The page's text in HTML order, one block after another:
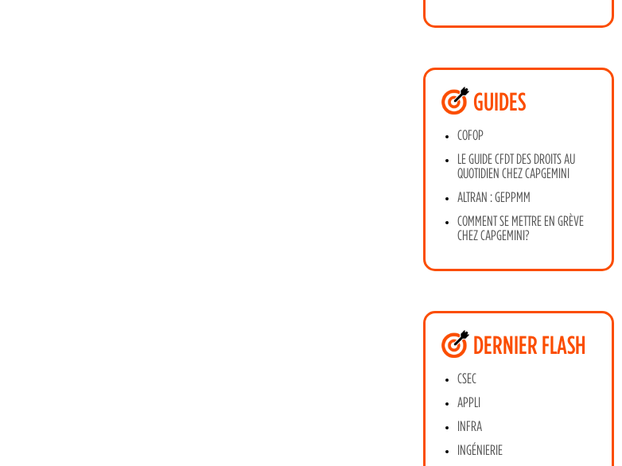
GUIDES
COFOP
LE GUIDE CFDT DES DROITS AU
QUOTIDIEN CHEZ CAPGEMINI
ALTRAN : GEPPMM
COMMENT SE METTRE EN GRÈVE
CHEZ CAPGEMINI?
DERNIER FLASH
CSEC
APPLI
INFRA
INGÉNIERIE